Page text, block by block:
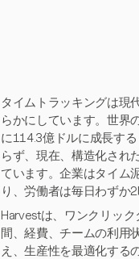
タイムトラッキングは現
らかにしています。世界
に114.3億ドルに成長す
らず、現在、構造化され
ています。企業はタイム
り、労働者は毎日わずか
Harvestは、ワンクリッ
間、経費、チームの利用
え、生産性を最適化する